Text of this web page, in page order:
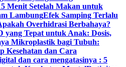
Menit Setelah Makan untuk
LambungEfek Samping Terlalu
Overhidrasi Berbahaya?
yang Tepat untuk Anak: Dosis,
Mikroplastik bagi Tubuh:
Kesehatan dan Cara
dan cara mengatasinya : 5